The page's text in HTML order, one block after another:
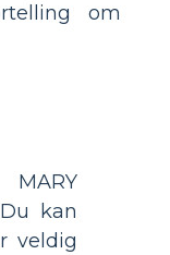
om
kan
veldig